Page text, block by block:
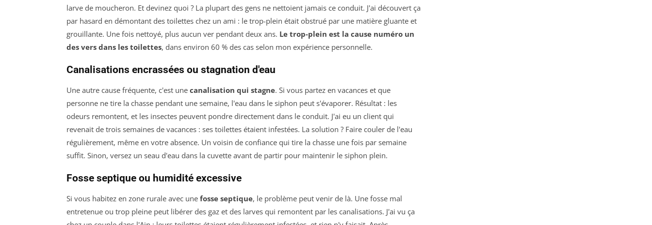
larve de moucheron. Et devinez quoi ? La plupart des gens ne nettoient jamais ce conduit. J'ai découvert ça
par hasard en démontant des toilettes chez un ami : le trop-plein était obstrué par une matière gluante et
grouillante. Une fois nettoyé, plus aucun ver pendant deux ans. Le trop-plein est la cause numéro un
des vers dans les toilettes, dans environ 60 % des cas selon mon expérience personnelle.
Canalisations encrassées ou stagnation d'eau
Une autre cause fréquente, c'est une canalisation qui stagne. Si vous partez en vacances et que
personne ne tire la chasse pendant une semaine, l'eau dans le siphon peut s'évaporer. Résultat : les
odeurs remontent, et les insectes peuvent pondre directement dans le conduit. J'ai eu un client qui
revenait de trois semaines de vacances : ses toilettes étaient infestées. La solution ? Faire couler de l'eau
régulièrement, même en votre absence. Un voisin de confiance qui tire la chasse une fois par semaine
suffit. Sinon, versez un seau d'eau dans la cuvette avant de partir pour maintenir le siphon plein.
Fosse septique ou humidité excessive
Si vous habitez en zone rurale avec une fosse septique, le problème peut venir de là. Une fosse mal
entretenue ou trop pleine peut libérer des gaz et des larves qui remontent par les canalisations. J'ai vu ça